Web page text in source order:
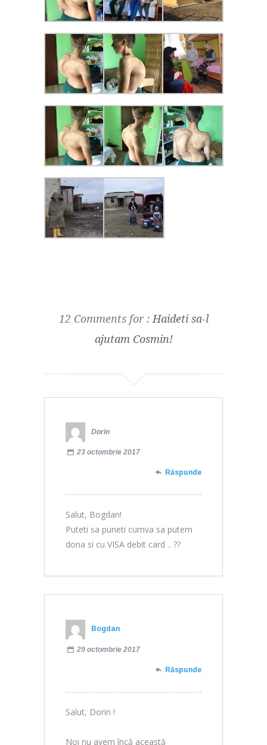
12 Comments for : Haideti sa-l
ajutam Cosmin!
Dorin
23 octombrie 2017
Răspunde
Salut, Bogdan!
Puteti sa puneti cumva sa putem
dona si cu VISA debit card .. ??
Bogdan
29 octombrie 2017
Răspunde
Salut, Dorin !
Noi nu avem încă această